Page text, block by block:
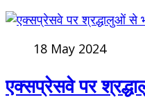
18 May 2024
एक्सप्रेसवे पर